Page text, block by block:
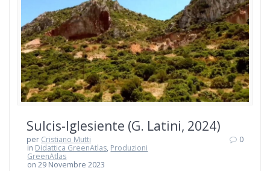
Sulcis-Iglesiente (G. Latini, 2024)
per Cristiano Mutti
in Didattica GreenAtlas, Produzioni
GreenAtlas
on 29 Novembre 2023
0